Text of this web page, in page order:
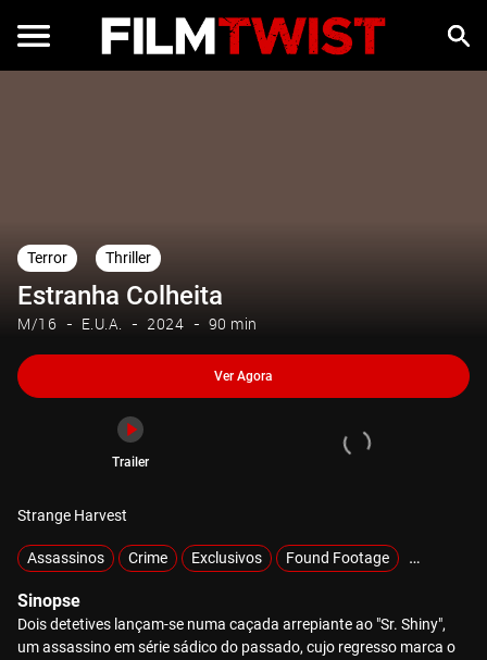
Terror Thriller
Estranha Colheita
M/16 E.U.A. 2024 90 min
Ver Agora
Trailer
Strange Harvest
Assassinos Crime Exclusivos Found Footage Mistério
Sinopse
Dois detetives lançam-se numa caçada arrepiante ao "Sr. Shiny",
um assassino em série sádico do passado, cujo regresso marca o